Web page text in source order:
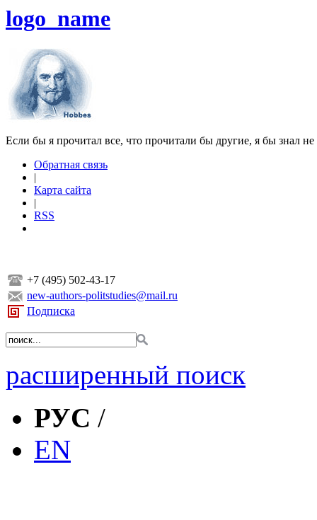
logo_name
Если бы я прочитал все, что прочитали бы другие, я бы знал
Обратная связь
|
Карта сайта
|
RSS
+7 (495) 502-43-17
new-authors-politstudies@mail.ru
Подписка
расширенный поиск
РУС /
EN